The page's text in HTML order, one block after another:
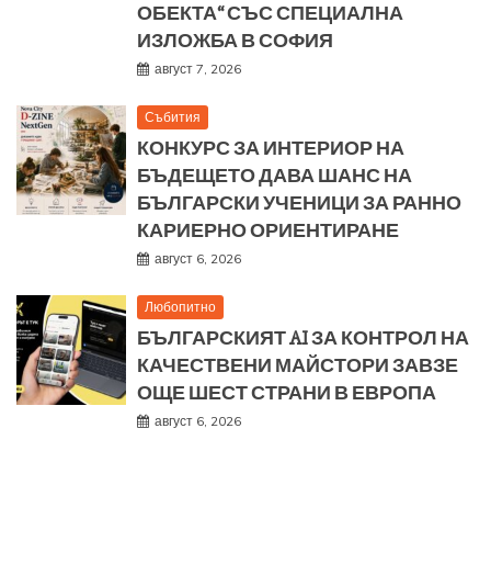
ОБЕКТА“ СЪС СПЕЦИАЛНА
ИЗЛОЖБА В СОФИЯ
август 7, 2026
Събития
КОНКУРС ЗА ИНТЕРИОР НА
БЪДЕЩЕТО ДАВА ШАНС НА
БЪЛГАРСКИ УЧЕНИЦИ ЗА РАННО
КАРИЕРНО ОРИЕНТИРАНЕ
август 6, 2026
Любопитно
БЪЛГАРСКИЯТ AI ЗА КОНТРОЛ НА
КАЧЕСТВЕНИ МАЙСТОРИ ЗАВЗЕ
ОЩЕ ШЕСТ СТРАНИ В ЕВРОПА
август 6, 2026